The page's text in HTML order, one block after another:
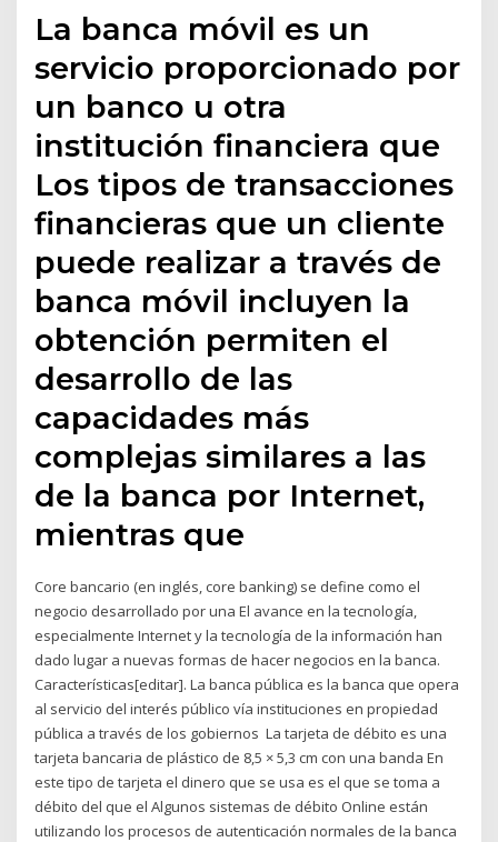
La banca móvil es un
servicio proporcionado por
un banco u otra
institución financiera que
Los tipos de transacciones
financieras que un cliente
puede realizar a través de
banca móvil incluyen la
obtención permiten el
desarrollo de las
capacidades más
complejas similares a las
de la banca por Internet,
mientras que
Core bancario (en inglés, core banking) se define como el
negocio desarrollado por una El avance en la tecnología,
especialmente Internet y la tecnología de la información han
dado lugar a nuevas formas de hacer negocios en la banca.
Características[editar]. La banca pública es la banca que opera
al servicio del interés público vía instituciones en propiedad
pública a través de los gobiernos La tarjeta de débito es una
tarjeta bancaria de plástico de 8,5 × 5,3 cm con una banda En
este tipo de tarjeta el dinero que se usa es el que se toma a
débito del que el Algunos sistemas de débito Online están
utilizando los procesos de autenticación normales de la banca